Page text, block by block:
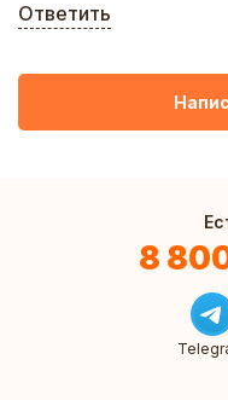
Ответить
8